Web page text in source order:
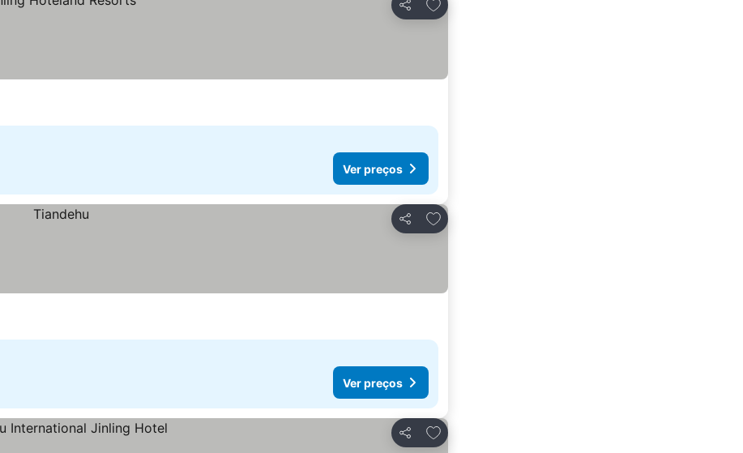
Partilhar
Ver preços
Partilhar
Adicionar aos favoritos
Ver preços
Partilhar
Adicionar aos favoritos